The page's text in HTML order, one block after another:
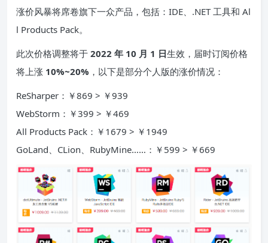
涨价风暴将席卷旗下一众产品，包括：IDE、.NET 工具和 Al
l Products Pack。
此次价格调整将于 2022 年 10 月 1 日生效，届时订阅价格
将上涨 10%~20% ，以下是部分个人版的涨价情况：
ReSharper：￥869 > ￥939
WebStorm：￥399 > ￥469
All Products Pack：￥1679 > ￥1949
GoLand、CLion、RubyMine……：￥599 > ￥669